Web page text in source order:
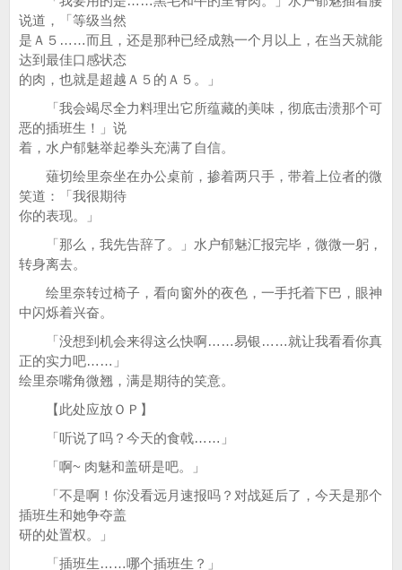
说道，「等级当然
是Ａ５……而且，还是那种已经成熟一个月以上，在当天就能
达到最佳口感状态
的肉，也就是超越Ａ５的Ａ５。」
「我会竭尽全力料理出它所蕴藏的美味，彻底击溃那个可
恶的插班生！」说
着，水户郁魅举起拳头充满了自信。
薙切绘里奈坐在办公桌前，掺着两只手，带着上位者的微
笑道：「我很期待
你的表现。」
「那么，我先告辞了。」水户郁魅汇报完毕，微微一躬，
转身离去。
绘里奈转过椅子，看向窗外的夜色，一手托着下巴，眼神
中闪烁着兴奋。
「没想到机会来得这么快啊……易银……就让我看看你真
正的实力吧……」
绘里奈嘴角微翘，满是期待的笑意。
【此处应放ＯＰ】
「听说了吗？今天的食戟……」
「啊~ 肉魅和盖研是吧。」
「不是啊！你没看远月速报吗？对战延后了，今天是那个
插班生和她争夺盖
研的处置权。」
「插班生……哪个插班生？」